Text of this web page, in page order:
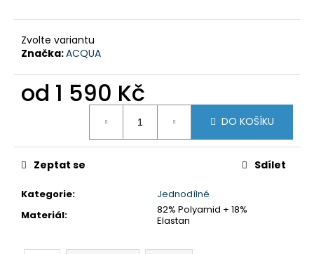
Zvolte variantu
Značka:ACQUA
od 1 590 Kč
DO KOŠÍKU
Kategorie:
Jednodílné
Materiál:
82% Polyamid + 18%
Elastan
Zeptat se Sdílet
e
m
e
DÁMSKÉ
PLAVKY
-
JASANOVÉ
LISTY
Kč